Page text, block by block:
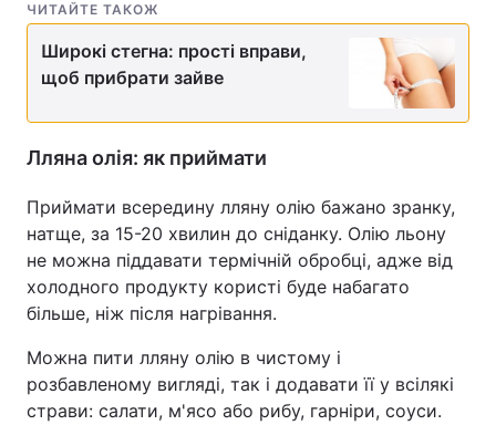
ЧИТАЙТЕ ТАКОЖ
Широкі стегна: прості вправи,
щоб прибрати зайве
Лляна олія: як приймати
Приймати всередину лляну олію бажано зранку,
натще, за 15-20 хвилин до сніданку. Олію льону
не можна піддавати термічній обробці, адже від
холодного продукту користі буде набагато
більше, ніж після нагрівання.
Можна пити лляну олію в чистому і
розбавленому вигляді, так і додавати її у всілякі
страви: салати, м'ясо або рибу, гарніри, соуси.